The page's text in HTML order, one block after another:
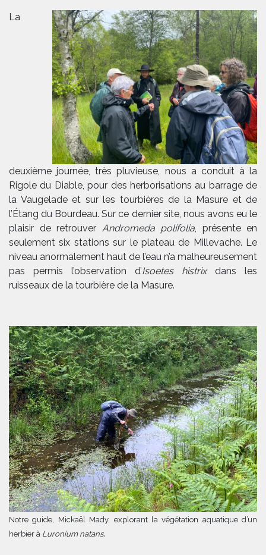
La
deuxième journée, très pluvieuse, nous a conduit à la
Rigole du Diable, pour des herborisations au barrage de
la Vaugelade et sur les tourbières de la Masure et de
l’Étang du Bourdeau. Sur ce dernier site, nous avons eu le
plaisir de retrouver Andromeda polifolia , présente en
seulement six stations sur le plateau de Millevache. Le
niveau anormalement haut de l’eau n’a malheureusement
pas permis l’observation d’Isoetes histrixdans les
ruisseaux de la tourbière de la Masure.
Notre guide, Mickaël Mady, explorant la végétation aquatique d’un
herbier à Luronium natans.